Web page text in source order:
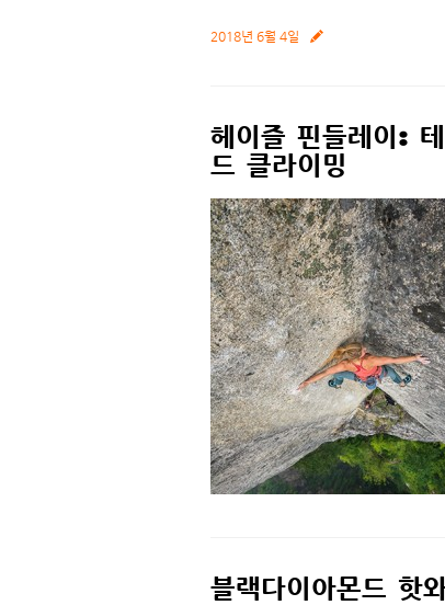
2018년 6월 4일
헤이즐 핀들레이:
드 클라이밍
블랙다이아몬드 핫